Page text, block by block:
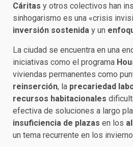
Cáritas y otros colectivos han
sinhogarismo es una «crisis
inversión sostenida y un
La ciudad se encuentra en una
iniciativas como el programa
viviendas permanentes como
reinserción, la precariedad
recursos habitacionales
efectiva de soluciones a largo
insuficiencia de plazas en los
un tema recurrente en los